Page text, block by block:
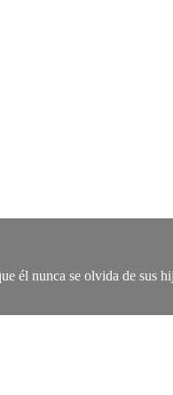
él nunca se olvida de sus